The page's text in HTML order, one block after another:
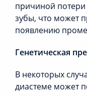
причиной
зубы, что может
появлению
Генетическая
В некоторых
диастеме может